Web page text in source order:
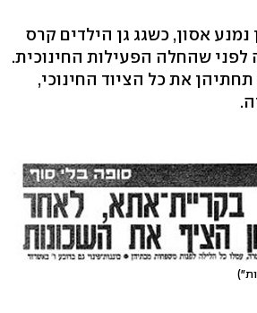
נמנע אסון, כשגג גן הילדים קרס
שהחלה הפעילות החינוכית.
את כל הציוד החינוכי,